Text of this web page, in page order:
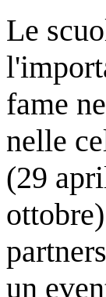
Le
fame
nelle
(29
un